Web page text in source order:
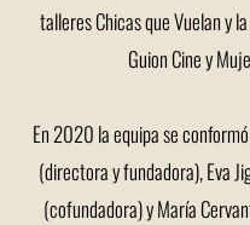
talleres Chicas que Vuelan y
Guion Cine y
En 2020 la equipa se
(directora y fundadora), Eva
(cofundadora) y María